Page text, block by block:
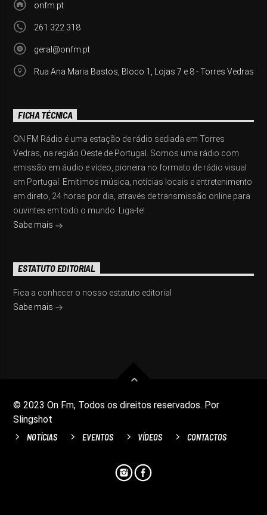
onfm.pt
261 322 318
geral@onfm.pt
Rua Ana Maria Bastos, Bloco 1, Lojas 7 e 8 - Torres Vedras
FICHA TÉCNICA
ON FM Rádio é uma estação de rádio sediada em Torres
Vedras, na região Oeste de Portugal. Somos uma rádio com
emissão em áudio e vídeo, pioneira no formato de rádio visual
em Portugal. Emitimos música, notícias locais e entretenimento
em direto, 24 horas por dia, através de transmissão online para
ouvintes em todo o mundo. Liga-te!
Sabe mais
ESTATUTO EDITORIAL
Fica a conhecer o nosso estatuto editorial
Sabe mais
© 2023 On Fm, Todos os direitos reservados. Por
Slingshot
NOTÍCIAS EVENTOS VÍDEOS CONTACTOS